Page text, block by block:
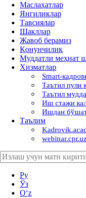
Маслаҳатлар
Янгиликлар
Тавсиялар
Шакллар
Жавоб берамиз
Қонунчилик
Муддатли меҳнат
Хизматлар
Smart-
Таътил пули
Таътил
Иш стажи
Ишдан
Таълим
Ру
Ўз
Oʻz